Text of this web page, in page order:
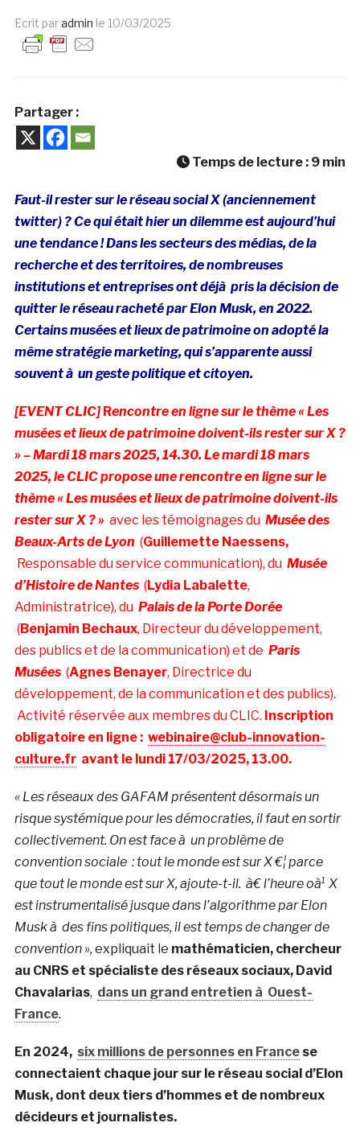
Ecrit paradmin le 10/03/2025
Partager :
Temps de lecture : 9 min
Faut-il rester sur le réseau social X (anciennement
twitter) ? Ce qui était hier un dilemme est aujourd’hui
une tendance ! Dans les secteurs des médias, de la
recherche et des territoires, de nombreuses
institutions et entreprises ont déjà pris la décision de
quitter le réseau racheté par Elon Musk, en 2022.
Certains musées et lieux de patrimoine on adopté la
même stratégie marketing, qui s’apparente aussi
souvent à un geste politique et citoyen.
[EVENT CLIC] Rencontre en ligne sur le thème « Les
musées et lieux de patrimoine doivent-ils rester sur X ?
» – Mardi 18 mars 2025, 14.30. Le mardi 18 mars
2025, le CLIC propose une rencontre en ligne sur le
thème « Les musées et lieux de patrimoine doivent-ils
rester sur X ? » avec les témoignages du Musée des
Beaux-Arts de Lyon (Guillemette Naessens,
Responsable du service communication), du Musée
d’Histoire de Nantes(Lydia Labalette,
Administratrice), du Palais de la Porte Dorée
(Benjamin Bechaux, Directeur du développement,
des publics et de la communication) et de Paris
Musées(Agnes Benayer, Directrice du
développement, de la communication et des publics).
Activité réservée aux membres du CLIC. Inscription
obligatoire en ligne : webinaire@club-innovation-
culture.fravant le lundi 17/03/2025, 13.00.
« Les réseaux des GAFAM présentent désormais un
risque systémique pour les démocraties, il faut en sortir
collectivement. On est face à un problème de
convention sociale : tout le monde est sur X €¦ parce
que tout le monde est sur X, ajoute-t-il. à€ l’heure oà¹ X
est instrumentalisé jusque dans l’algorithme par Elon
Musk à des fins politiques, il est temps de changer de
convention »,expliquait le mathématicien, chercheur
au CNRS et spécialiste des réseaux sociaux, David
Chavalarias, dans un grand entretien à Ouest-
France.
En 2024, six millions de personnes en Francese
connectaient chaque jour sur le réseau social d’Elon
Musk, dont deux tiers d’hommes et de nombreux
décideurs et journalistes.